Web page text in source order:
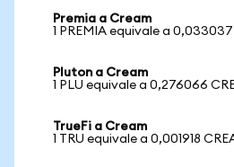
Premia a Cream
1 PREMIA equivale a 0,033037
Pluton a Cream
1 PLU equivale a 0,276066
TrueFi a Cream
1 TRU equivale a 0,001918